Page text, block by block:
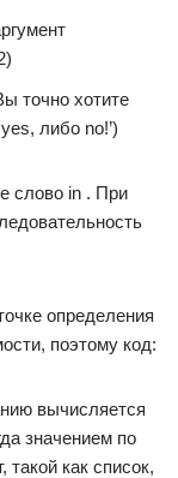
точно хотите
либо no!’)
слово in . При
определения
поэтому код:
вычисляется
значением по
как список,